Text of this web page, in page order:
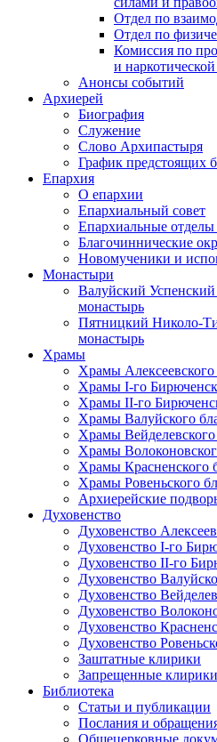
Отдел по
Отдел по
Комиссия по
и
Анонсы событий
Архиерей
Биография
Служение
Слово Архипастыря
График предстоящих
Епархия
О епархии
Епархиальный совет
Епархиальные
Благочиннические
Новомученики и
Монастыри
Валуйский
монастырь
Пятницкий Николо-
монастырь
Храмы
Храмы
Храмы I-го
Храмы II-го
Храмы Валуйского
Храмы
Храмы
Храмы Красненского
Храмы Ровеньского
Архиерейские
Духовенство
Духовенство
Духовенство I-го
Духовенство II-го
Духовенство
Духовенство
Духовенство
Духовенство
Духовенство
Заштатные клирики
Запрещенные клирики
Библиотека
Статьи и публикации
Послания и
Общецерковные